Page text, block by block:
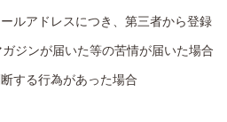
ルアドレスにつき、第三者から登録
ジンが届いた等の苦情が届いた場合
する行為があった場合